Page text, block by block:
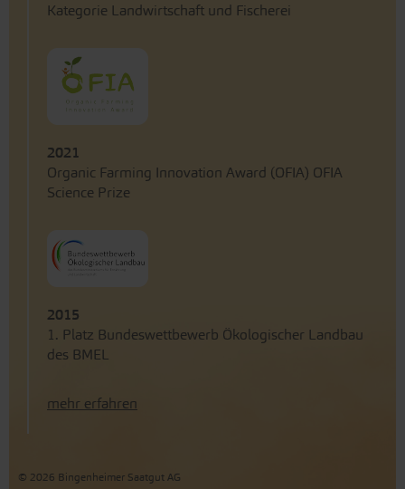
Kategorie Landwirtschaft und Fischerei
2021
Organic Farming Innovation Award (OFIA) OFIA
Science Prize
2015
1. Platz Bundeswettbewerb Ökologischer Landbau
des BMEL
mehr erfahren
© 2026 Bingenheimer Saatgut AG